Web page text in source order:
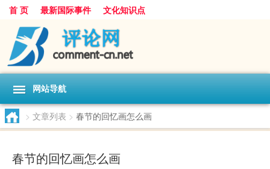
首 页 最新国际事件 文化知识点
网站导航
> 文章列表 > 春节的回忆画怎么画
春节的回忆画怎么画